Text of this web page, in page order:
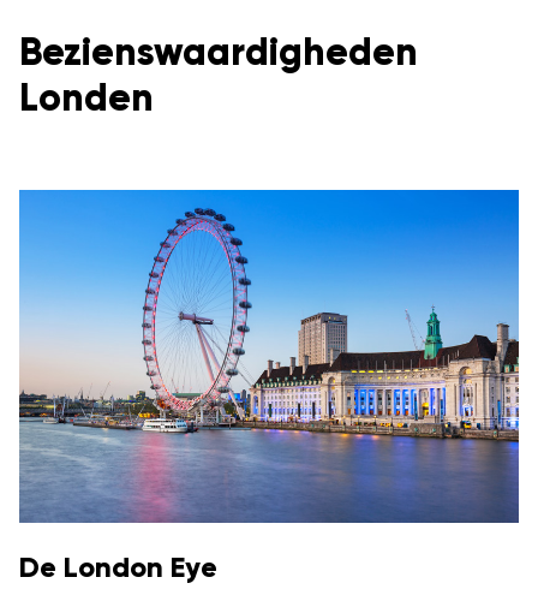
Bezienswaardigheden
Londen
De London Eye